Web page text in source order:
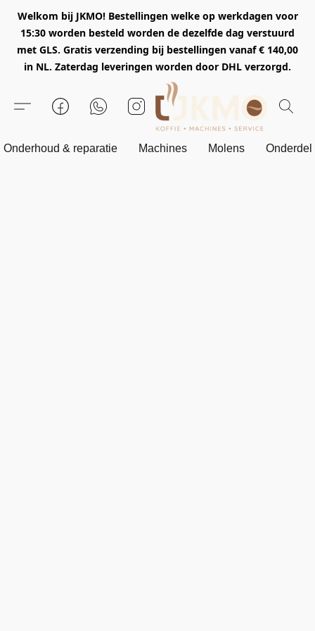
Welkom bij JKMO! Bestellingen welke op werkdagen voor
15:30 worden besteld worden de dezelfde dag verstuurd
met GLS. Gratis verzending bij bestellingen vanaf € 140,00
in NL. Zaterdag leveringen worden door DHL verzorgd.
Onderhoud & reparatie Machines Molens